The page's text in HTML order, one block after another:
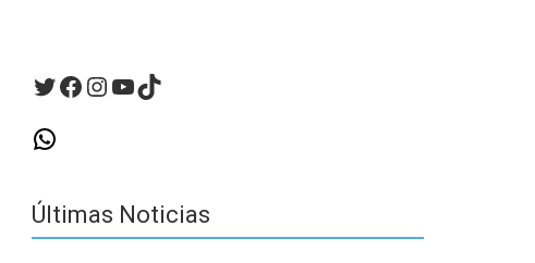
Twitter
Facebook
Instagram
YouTube
TikTok
WhatsApp
Últimas Noticias